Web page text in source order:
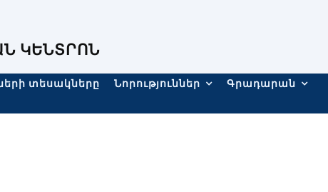
ԿԵՆՏՐՈՆ
տեսակները Նորություններ
Գրադարան